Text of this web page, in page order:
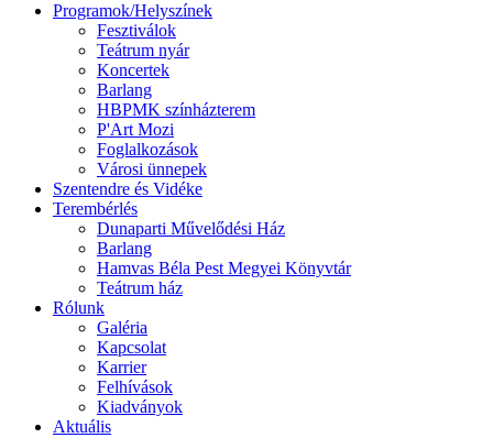
Programok/Helyszínek
Fesztiválok
Teátrum nyár
Koncertek
Barlang
HBPMK színházterem
P'Art Mozi
Foglalkozások
Városi ünnepek
Szentendre és Vidéke
Terembérlés
Dunaparti Művelődési Ház
Barlang
Hamvas Béla Pest Megyei Könyvtár
Teátrum ház
Rólunk
Galéria
Kapcsolat
Karrier
Felhívások
Kiadványok
Aktuális